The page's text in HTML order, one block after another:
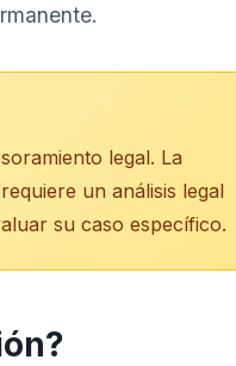
legal. La
un análisis legal
su caso específico.